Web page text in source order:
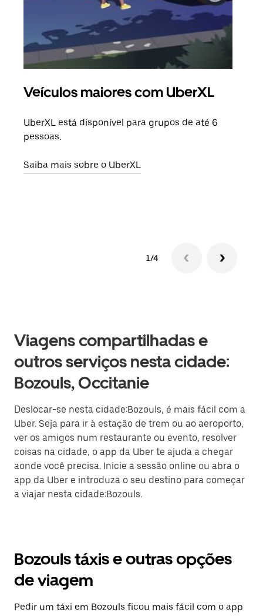
Veículos maiores com UberXL
UberXL está disponível para grupos de até 6
pessoas.
Saiba mais sobre o UberXL
1/4
Viagens compartilhadas e
outros serviços nesta cidade:
Bozouls, Occitanie
Deslocar-se nesta cidade:Bozouls, é mais fácil com a
Uber. Seja para ir à estação de trem ou ao aeroporto,
ver os amigos num restaurante ou evento, resolver
coisas na cidade, o app da Uber te ajuda a chegar
aonde você precisa. Inicie a sessão online ou abra o
app da Uber e introduza o seu destino para começar
a viajar nesta cidade:Bozouls.
Bozouls táxis e outras opções
de viagem
Pedir um táxi em Bozouls ficou mais fácil com o app